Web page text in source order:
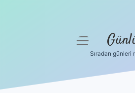
menüyü
Sıradan günleri